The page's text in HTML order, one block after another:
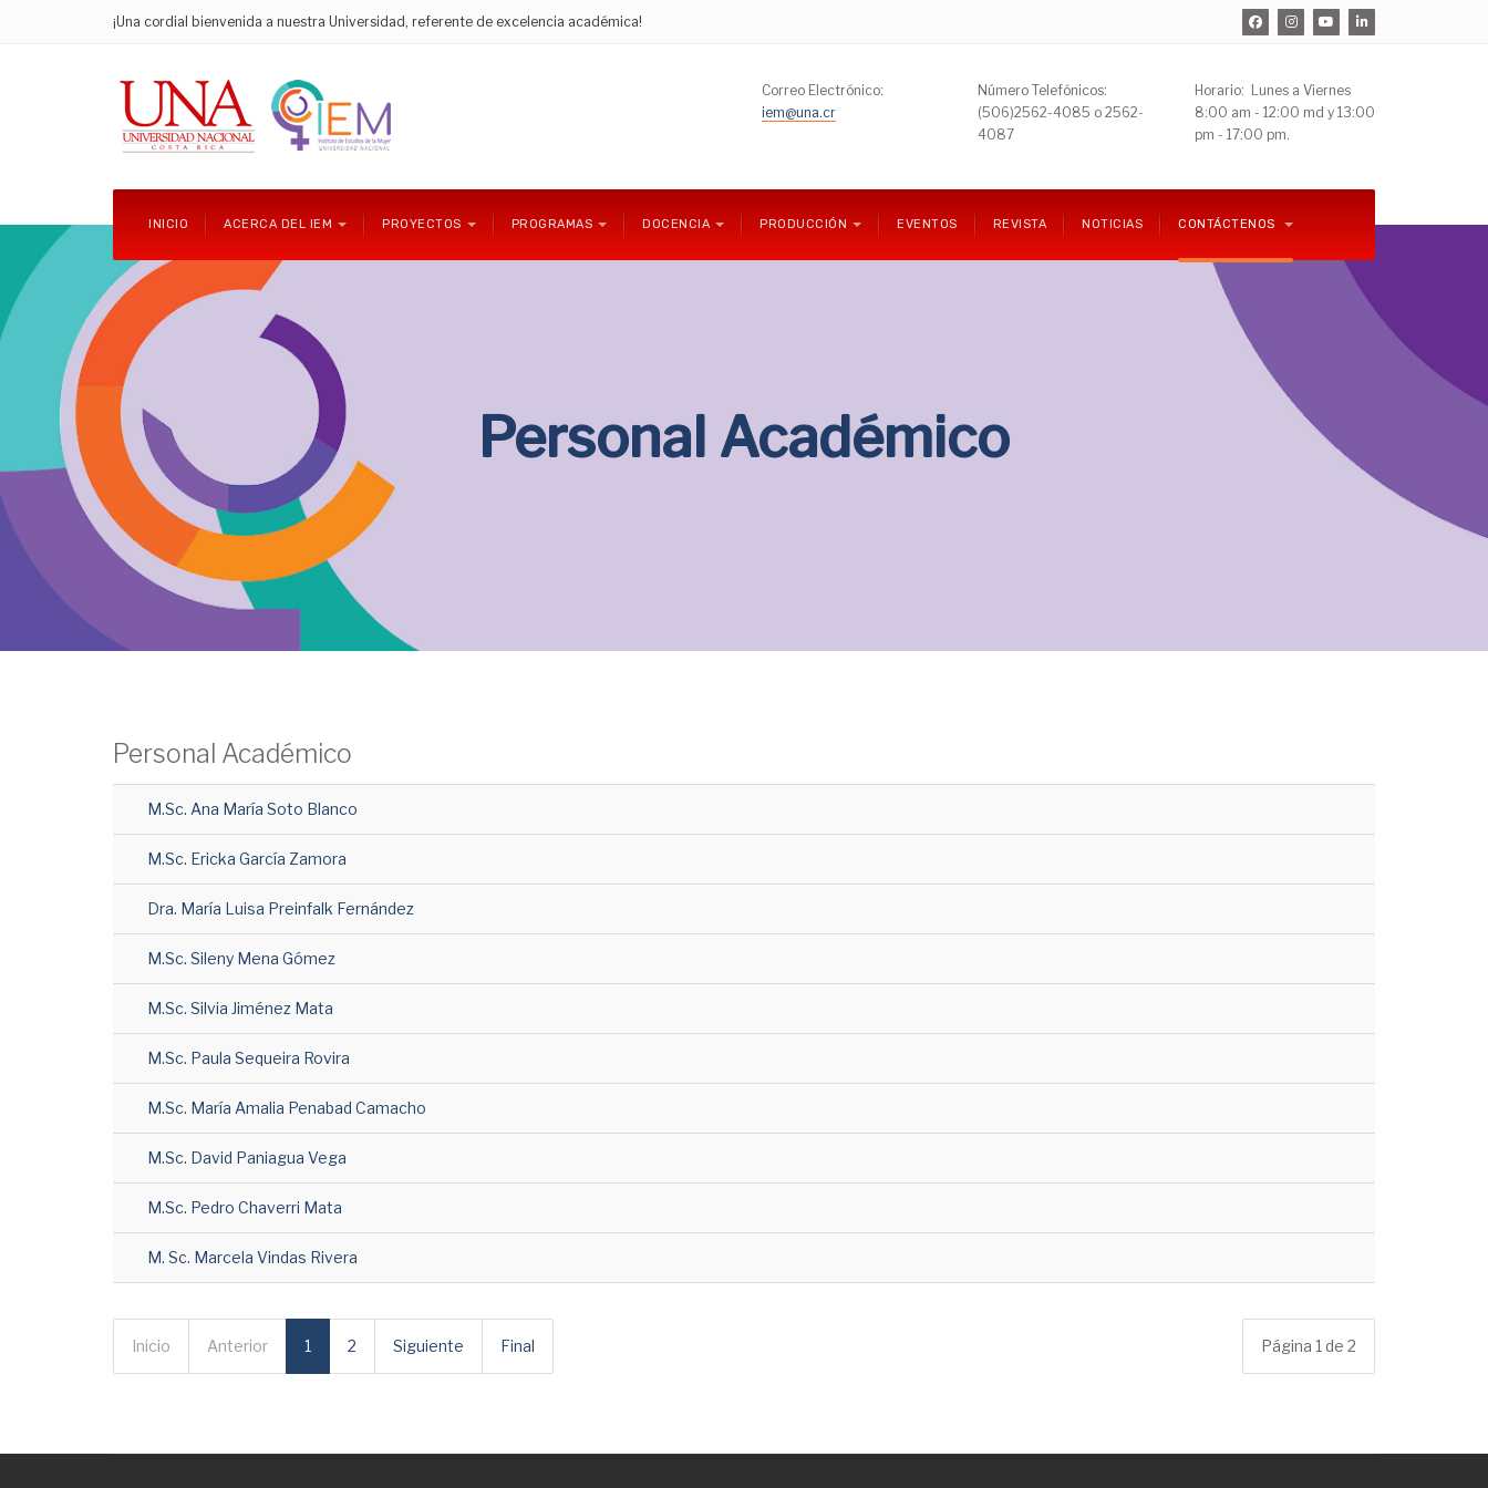
¡Una cordial bienvenida a nuestra Universidad, referente de excelencia académica!
Correo Electrónico:
iem@una.cr
Número Telefónicos:
(506)2562-4085 o 2562-
4087
Horario: Lunes a Viernes
8:00 am - 12:00 md y 13:00
pm - 17:00 pm.
INICIO ACERCA DEL IEM PROYECTOS PROGRAMAS DOCENCIA PRODUCCIÓN EVENTOS REVISTA NOTICIAS CONTÁCTENOS
Personal Académico
Personal Académico
M.Sc. Ana María Soto Blanco
M.Sc. Ericka García Zamora
Dra. María Luisa Preinfalk Fernández
M.Sc. Sileny Mena Gómez
M.Sc. Silvia Jiménez Mata
M.Sc. Paula Sequeira Rovira
M.Sc. María Amalia Penabad Camacho
M.Sc. David Paniagua Vega
M.Sc. Pedro Chaverri Mata
M. Sc. Marcela Vindas Rivera
Página 1 de 2
Inicio Anterior 1 2 Siguiente Final